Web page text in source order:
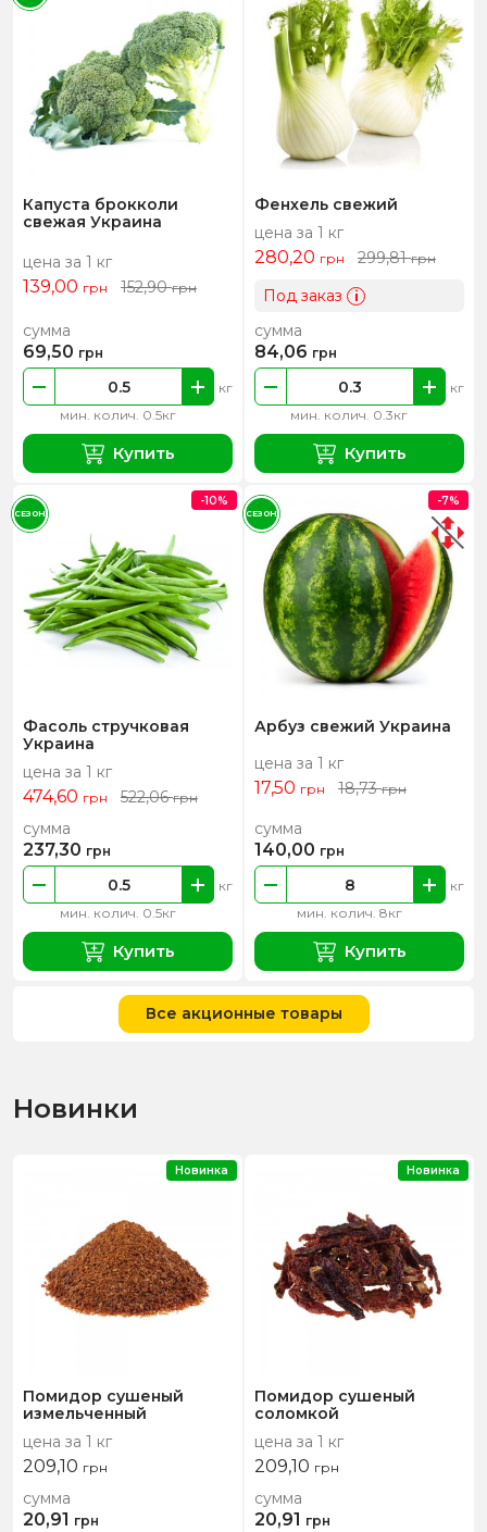
Капуста брокколи
свежая Украина
цена за 1 кг
139,00 грн 152,90грн
мин. колич. 0.5кг
кг
сумма
69,50 грн
Купить
Фенхель свежий
цена за 1 кг
280,20 грн 299,81грн
Под заказ i
мин. колич. 0.3кг
кг
сумма
84,06 грн
Купить
Фасоль стручковая
Украина
цена за 1 кг
474,60 грн 522,06грн
мин. колич. 0.5кг
кг
сумма
237,30 грн
Купить
-10%
СЕЗОН
Арбуз свежий Украина
цена за 1 кг
17,50 грн 18,73грн
мин. колич. 8кг
кг
сумма
140,00 грн
Купить
-7%
СЕЗОН
Все акционные товары
Новинки
Помидор сушеный
измельченный
цена за 1 кг
209,10 грн
сумма
20,91 грн
Новинка
Помидор сушеный
соломкой
цена за 1 кг
209,10 грн
сумма
20,91 грн
Новинка